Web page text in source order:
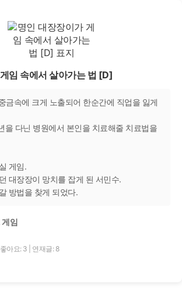
임 속에서 살아가는 법 [D]
금속에 크게 노출되어 한순간에 직업을 잃게
을 다닌 병원에서 본인을 치료해줄 치료법을
게임.
대장장이 망치를 잡게 된 서민수.
방법을 찾게 되었다.
게임
좋아요: 3 연재글: 8